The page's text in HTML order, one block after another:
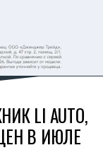
LI AUTO,
В ИЮЛЕ